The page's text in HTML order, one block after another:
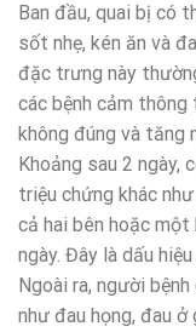
Ban đầu, quai bị có
sốt nhẹ, kén ăn và
đặc trưng này
các bệnh cảm thông
không đúng và tăng
Khoảng sau 2 ngày,
triệu chứng khác
cả hai bên hoặc
ngày. Đây là dấu
Ngoài ra, người
như đau họng, đau ở